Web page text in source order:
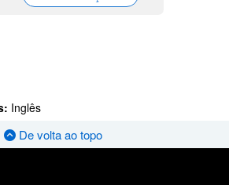
Inglês
De volta ao topo